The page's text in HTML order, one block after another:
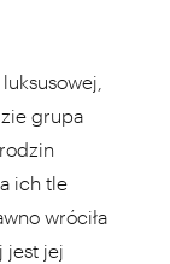
grupa
ich tle
wróciła
jest jej